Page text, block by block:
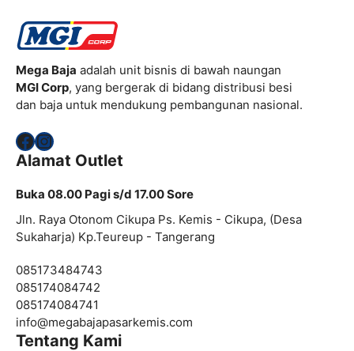
Mega Baja adalah unit bisnis di bawah naungan
MGI Corp, yang bergerak di bidang distribusi besi
dan baja untuk mendukung pembangunan nasional.
Facebook
Instagram
Alamat Outlet
Buka 08.00 Pagi s/d 17.00 Sore
Jln. Raya Otonom Cikupa Ps. Kemis - Cikupa, (Desa
Sukaharja) Kp.Teureup - Tangerang
085173484743
085174084742
085174084741
info@megabajapasarkemis.com
Tentang Kami